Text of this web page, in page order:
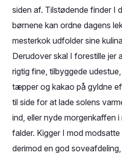
siden af. Tilstødende finder I
børnene kan ordne dagens
mesterkok udfolder sine
Derudover skal I forestille jer
rigtig fine, tilbyggede
tæpper og kakao på gyldne
til side for at lade solens
ind, eller nyde morgenkaffen
falder. Kigger I mod
derimod en god